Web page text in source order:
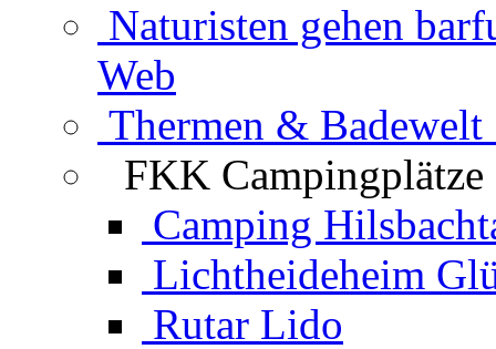
Naturisten gehen
Web
Thermen & Badewelt
FKK Campingplätze
Camping
Lichtheideheim
Rutar Lido